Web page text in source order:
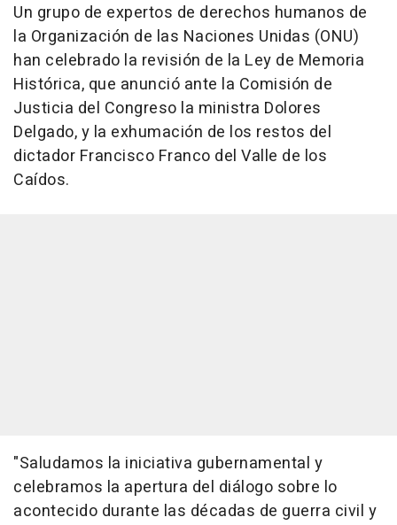
Un grupo de expertos de derechos humanos de
la Organización de las Naciones Unidas (ONU)
han celebrado la revisión de la Ley de Memoria
Histórica, que anunció ante la Comisión de
Justicia del Congreso la ministra Dolores
Delgado, y la exhumación de los restos del
dictador Francisco Franco del Valle de los
Caídos.
"Saludamos la iniciativa gubernamental y
celebramos la apertura del diálogo sobre lo
acontecido durante las décadas de guerra civil y